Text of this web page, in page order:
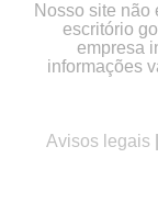
Nosso site não
escritório
empresa
informações
Avisos legais